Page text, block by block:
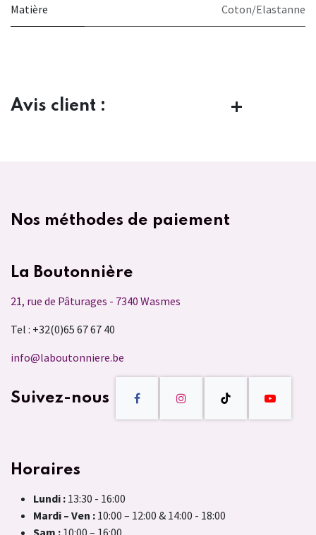
Matière Coton/Elastanne
Avis client :
Nos méthodes de paiement
La Boutonnière
21, rue de Pâturages - 7340 Wasmes
Tel : +32(0)65 67 67 40
info@laboutonniere.be
Suivez-nous
Horaires
Lundi : 13:30 - 16:00
Mardi – Ven : 10:00 – 12:00 & 14:00 - 18:00
Sam : 10:00 – 16:00